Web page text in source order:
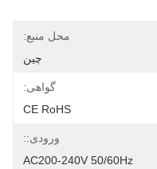
محل منبع:
چین
گواهی:
CE RoHS
ورودی::
AC200-240V 50/60Hz